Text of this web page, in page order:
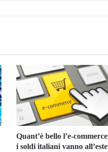
Quant’è bello l’e-
i soldi italiani vanno